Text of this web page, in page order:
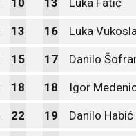
10 13 Luka Fatić
13 16 Luka
15 17 Danilo
18 18 Igor
22 19 Danilo Habić